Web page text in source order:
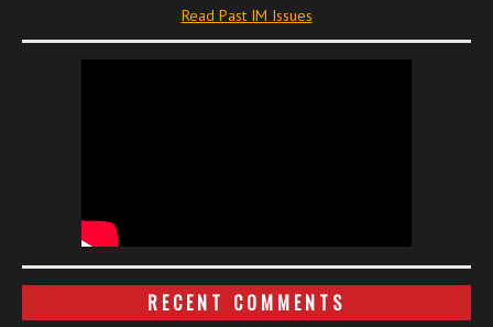
Read Past IM Issues
RECENT COMMENTS